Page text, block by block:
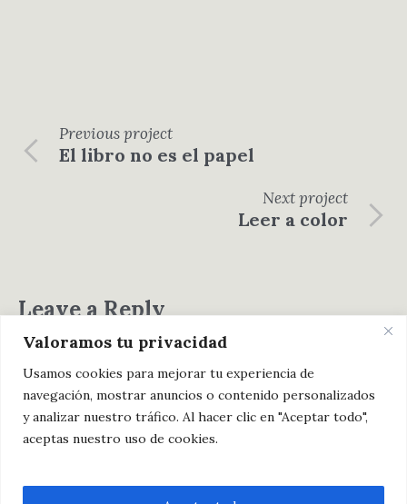
Valoramos tu privacidad
Usamos cookies para mejorar tu experiencia de
navegación, mostrar anuncios o contenido personalizados
y analizar nuestro tráfico. Al hacer clic en "Aceptar todo",
aceptas nuestro uso de cookies.
Previousproject
El libro no es el papel
Nextproject
Leer a color
Leave a Reply